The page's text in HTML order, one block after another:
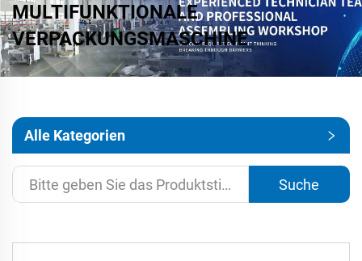
MULTIFUNKTIONALE
VERPACKUNGSMASCHINE
Alle Kategorien
Suche